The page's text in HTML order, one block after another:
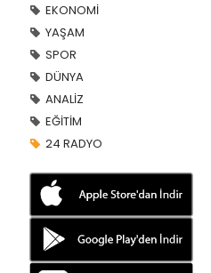
EKONOMİ
YAŞAM
SPOR
DÜNYA
ANALİZ
EĞİTİM
24 RADYO